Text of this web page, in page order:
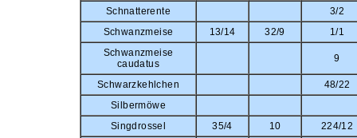
Schnatterente
3/2
Schwanzmeise
13/14 32/9
1/1
Schwanzmeise
caudatus
9
Schwarzkehlchen
48/22
Silbermöwe
Singdrossel
35/4 10
224/12